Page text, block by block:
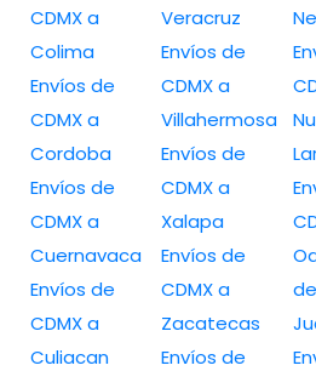
CDMX a
Colima
Envíos de
CDMX a
Cordoba
Envíos de
CDMX a
Cuernavaca
Envíos de
CDMX a
Culiacan
Veracruz
Envíos de
CDMX a
Villahermosa
Envíos de
CDMX a
Xalapa
Envíos de
CDMX a
Zacatecas
Envíos de
de